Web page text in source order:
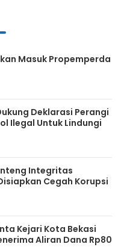
Masuk Propemperda
Deklarasi Perangi
Ilegal Untuk Lindungi
Integritas
Cegah Korupsi
Kejari Kota Bekasi
Aliran Dana Rp80